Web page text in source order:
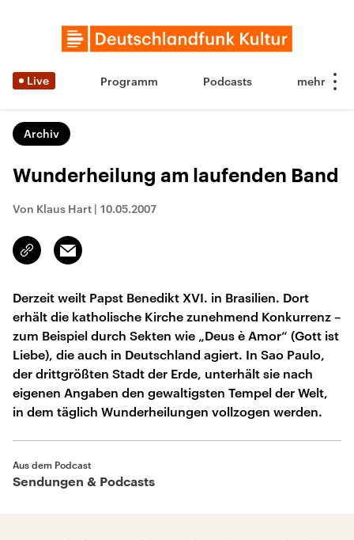
Live Programm Podcasts
Archiv
Wunderheilung am laufenden Band
Von Klaus Hart | 10.05.2007
Link
kopieren/teilen
Email
Derzeit weilt Papst Benedikt XVI. in Brasilien. Dort
erhält die katholische Kirche zunehmend Konkurrenz –
zum Beispiel durch Sekten wie „Deus è Amor“ (Gott ist
Liebe), die auch in Deutschland agiert. In Sao Paulo,
der drittgrößten Stadt der Erde, unterhält sie nach
eigenen Angaben den gewaltigsten Tempel der Welt,
in dem täglich Wunderheilungen vollzogen werden.
Aus dem Podcast
Sendungen & Podcasts